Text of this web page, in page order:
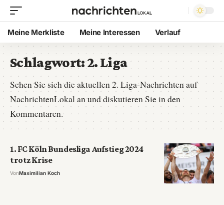
Meine Merkliste Meine Interessen Verlauf
Schlagwort:2. Liga
Sehen Sie sich die aktuellen 2. Liga-Nachrichten auf
NachrichtenLokal an und diskutieren Sie in den
Kommentaren.
1. FC Köln Bundesliga Aufstieg 2024
trotz Krise
VonMaximilian Koch